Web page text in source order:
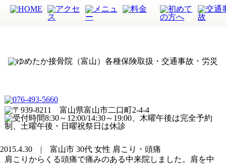
2015.4.30 | 富山市 30代 女性 肩こり・頭痛
肩こりからくる頭痛で痛みのある中来院しました。肩を中